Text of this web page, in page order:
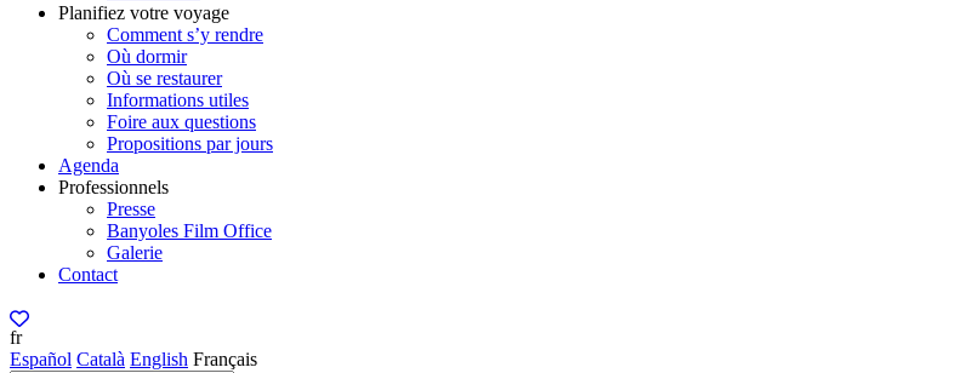
Planifiez votre voyage
Comment s’y rendre
Où dormir
Où se restaurer
Informations utiles
Foire aux questions
Propositions par jours
Agenda
Professionnels
Presse
Banyoles Film Office
Galerie
Contact
fr
Español Català English Français